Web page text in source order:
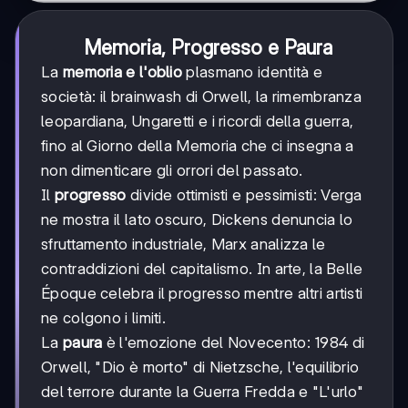
Memoria, Progresso e Paura
La memoria e l'oblio plasmano identità e
società: il brainwash di Orwell, la rimembranza
leopardiana, Ungaretti e i ricordi della guerra,
fino al Giorno della Memoria che ci insegna a
non dimenticare gli orrori del passato.
Il progresso divide ottimisti e pessimisti: Verga
ne mostra il lato oscuro, Dickens denuncia lo
sfruttamento industriale, Marx analizza le
contraddizioni del capitalismo. In arte, la Belle
Époque celebra il progresso mentre altri artisti
ne colgono i limiti.
La paura è l'emozione del Novecento: 1984 di
Orwell, "Dio è morto" di Nietzsche, l'equilibrio
del terrore durante la Guerra Fredda e "L'urlo"